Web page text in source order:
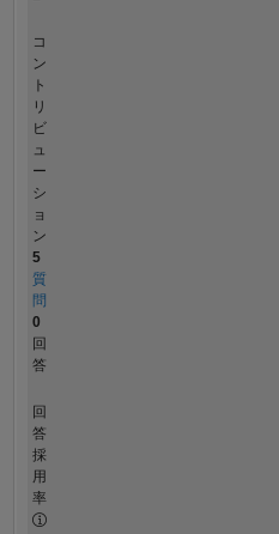
コ
ン
ト
リ
ビ
ュ
ー
シ
ョ
ン
5
質
問
0
回
答
回
答
採
用
率